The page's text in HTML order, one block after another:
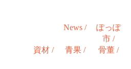
News /
ぽっぽ
市 /
資材 / 青果 / 骨董 /